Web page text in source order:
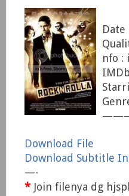
Date
nfo :
Download File
Download Subtitle
—-
* Join filenya dg